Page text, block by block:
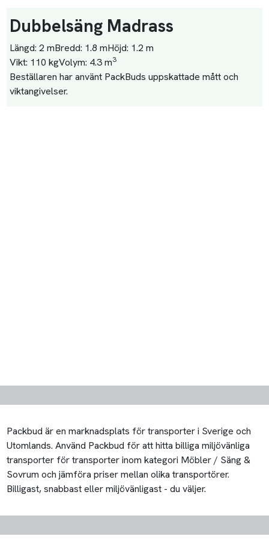
Dubbelsäng Madrass
Längd: 2 mBredd: 1.8 mHöjd: 1.2 m
Vikt: 110 kgVolym: 4.3 m3
Beställaren har använt PackBuds uppskattade mått och
viktangivelser.
Packbud är en marknadsplats för transporter i Sverige och
Utomlands. Använd Packbud för att hitta billiga miljövänliga
transporter för transporter inom kategori Möbler / Säng &
Sovrum och jämföra priser mellan olika transportörer.
Billigast, snabbast eller miljövänligast - du väljer.